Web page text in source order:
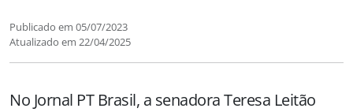
Publicado em 05/07/2023
Atualizado em 22/04/2025
No Jornal PT Brasil, a senadora Teresa Leitão